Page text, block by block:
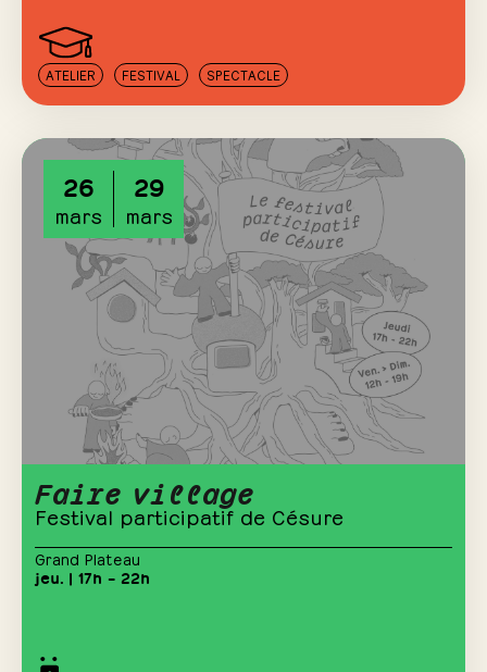
ATELIER FESTIVAL SPECTACLE
26
mars
29
mars
Faire village
Festival participatif de Césure
Grand Plateau
jeu. | 17h – 22h